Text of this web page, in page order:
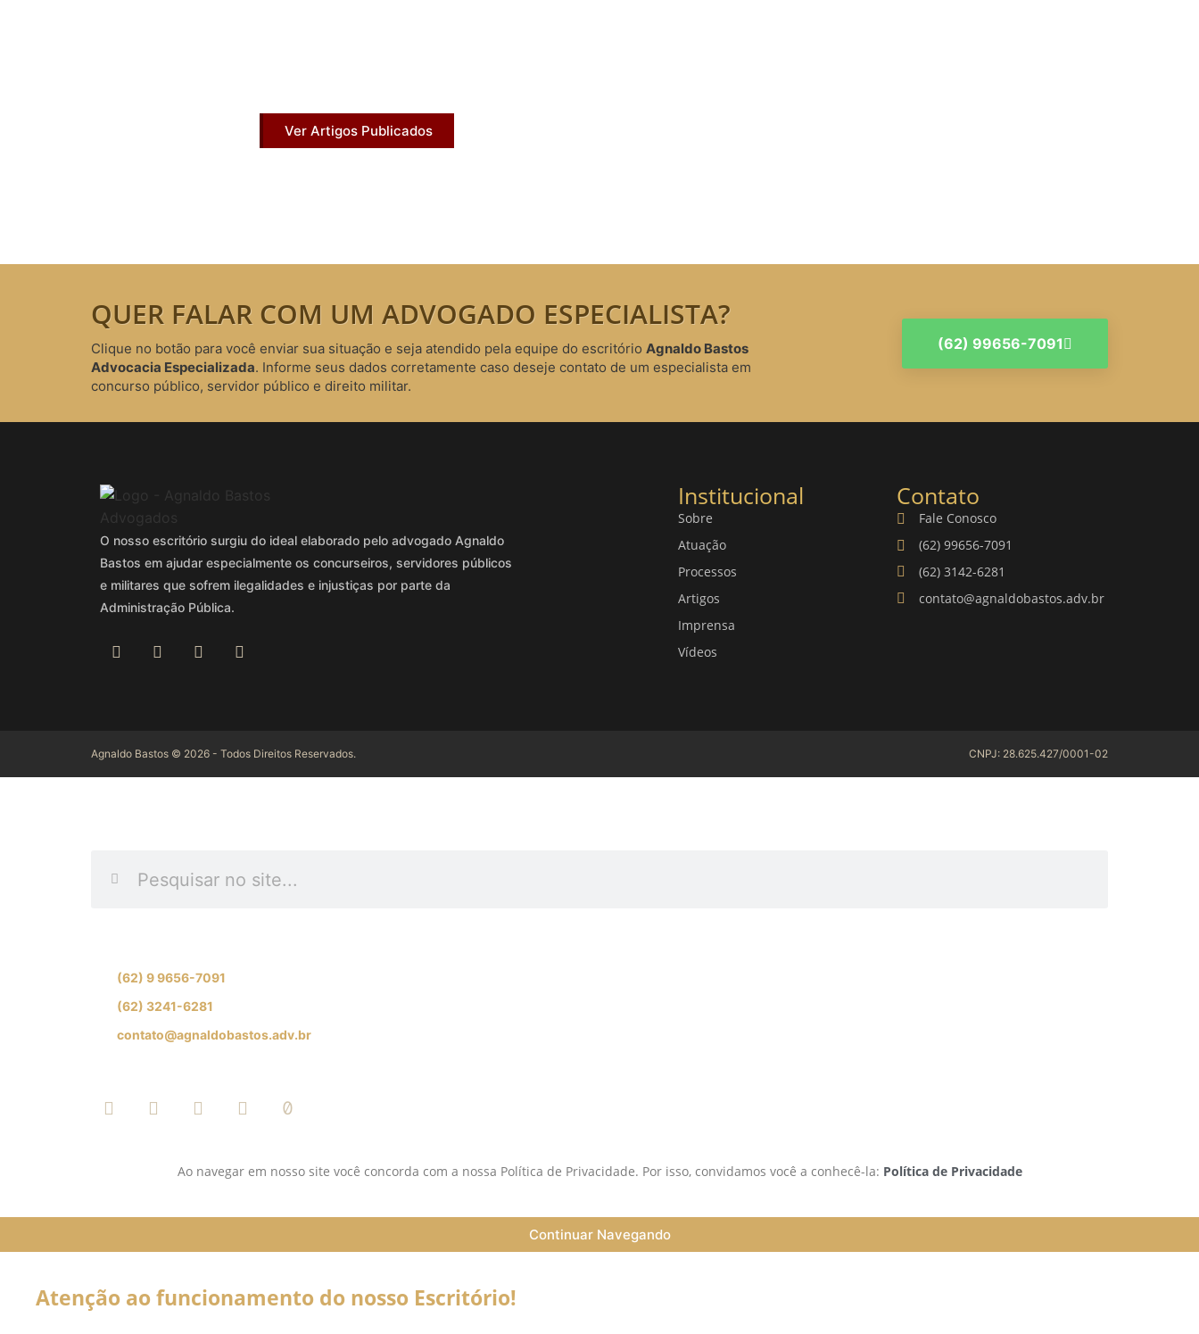
Ver Artigos Publicados
QUER FALAR COM UM ADVOGADO ESPECIALISTA?
Clique no botão para você enviar sua situação e seja atendido pela equipe do escritório Agnaldo Bastos
Advocacia Especializada. Informe seus dados corretamente caso deseje contato de um especialista em
concurso público, servidor público e direito militar.
(62) 99656-7091
O nosso escritório surgiu do ideal elaborado pelo advogado Agnaldo
Bastos em ajudar especialmente os concurseiros, servidores públicos
e militares que sofrem ilegalidades e injustiças por parte da
Administração Pública.
Institucional
Sobre
Atuação
Processos
Artigos
Imprensa
Vídeos
Contato
Fale Conosco
(62) 99656-7091
(62) 3142-6281
contato@agnaldobastos.adv.br
Agnaldo Bastos © 2026 - Todos Direitos Reservados. CNPJ: 28.625.427/0001-02
(62) 9 9656-7091
(62) 3241-6281
contato@agnaldobastos.adv.br
Ao navegar em nosso site você concorda com a nossa Política de Privacidade. Por isso, convidamos você a conhecê-la: Política de Privacidade
Continuar Navegando
Atenção ao funcionamento do nosso Escritório!